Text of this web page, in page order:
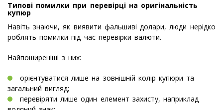
Типові помилки при перевірці на оригінальність
купюр
Навіть знаючи, як виявити фальшиві долари, люди нерідко
роблять помилки під час перевірки валюти.
Найпоширеніші з них:
орієнтуватися лише на зовнішній колір купюри та
загальний вигляд;
перевіряти лише один елемент захисту, наприклад